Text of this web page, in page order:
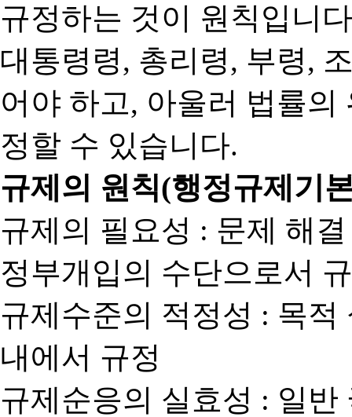
규정하는 것이 원칙입니
대통령령, 총리령, 부령,
어야 하고, 아울러 법률
정할 수 있습니다.
규제의 원칙(행정규제기
규제의 필요성 : 문제 해
정부개입의 수단으로서
규제수준의 적정성 : 목
내에서 규정
규제순응의 실효성 : 일